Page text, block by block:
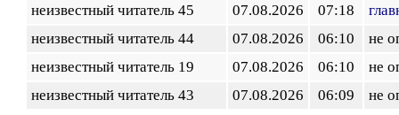
неизвестный читатель 45
07.08.2026 07:18
неизвестный читатель 44
07.08.2026 06:10
не
неизвестный читатель 19
07.08.2026 06:10
не
неизвестный читатель 43
07.08.2026 06:09 не